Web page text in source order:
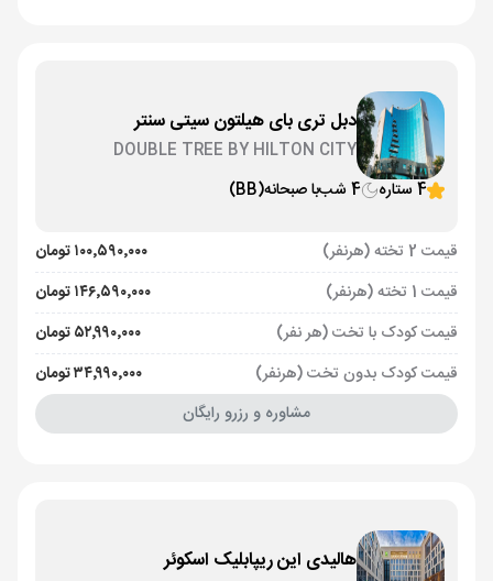
دبل تری بای هیلتون سیتی سنتر
DOUBLE TREE BY HILTON CITY
4 ستاره 4 شب با صبحانه(BB)
قیمت 2 تخته (هرنفر)
۱۰۰٬۵۹۰٬۰۰۰ تومان
قیمت 1 تخته (هرنفر)
۱۴۶٬۵۹۰٬۰۰۰ تومان
قیمت کودک با تخت (هر نفر)
۵۲٬۹۹۰٬۰۰۰ تومان
قیمت کودک بدون تخت (هرنفر)
۳۴٬۹۹۰٬۰۰۰ تومان
مشاوره و رزرو رایگان
هالیدی این ریپابلیک اسکوئر